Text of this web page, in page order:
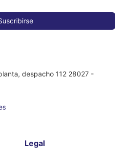
despacho 112 28027 -
Legal